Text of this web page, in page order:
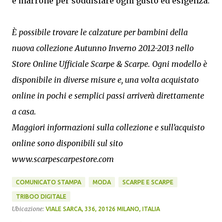
È possibile trovare le calzature per bambini della
nuova collezione Autunno Inverno 2012-2013 nello
Store Online Ufficiale Scarpe & Scarpe. Ogni modello è
disponibile in diverse misure e, una volta acquistato
online in pochi e semplici passi arriverà direttamente
a casa.
Maggiori informazioni sulla collezione e sull’acquisto
online sono disponibili sul sito
www.scarpescarpestore.com
COMUNICATO STAMPA MODA SCARPE E SCARPE
TRIBOO DIGITALE
Ubicazione: VIALE SARCA, 336, 20126 MILANO, ITALIA